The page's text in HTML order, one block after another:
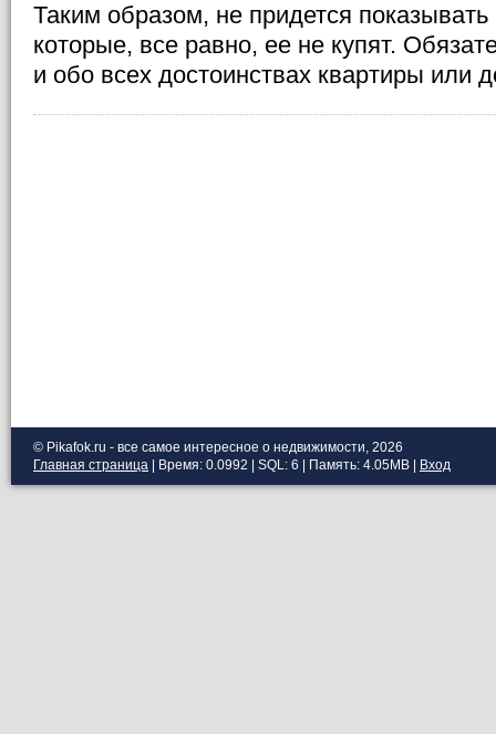
Таким образом, не придется
которые, все равно, ее не купят.
и обо всех достоинствах квартиры или
© Pikafok.ru - все самое интересное о недвижимости, 2026
Главная страница | Время: 0.0992 | SQL: 6 | Память: 4.05MB Вход